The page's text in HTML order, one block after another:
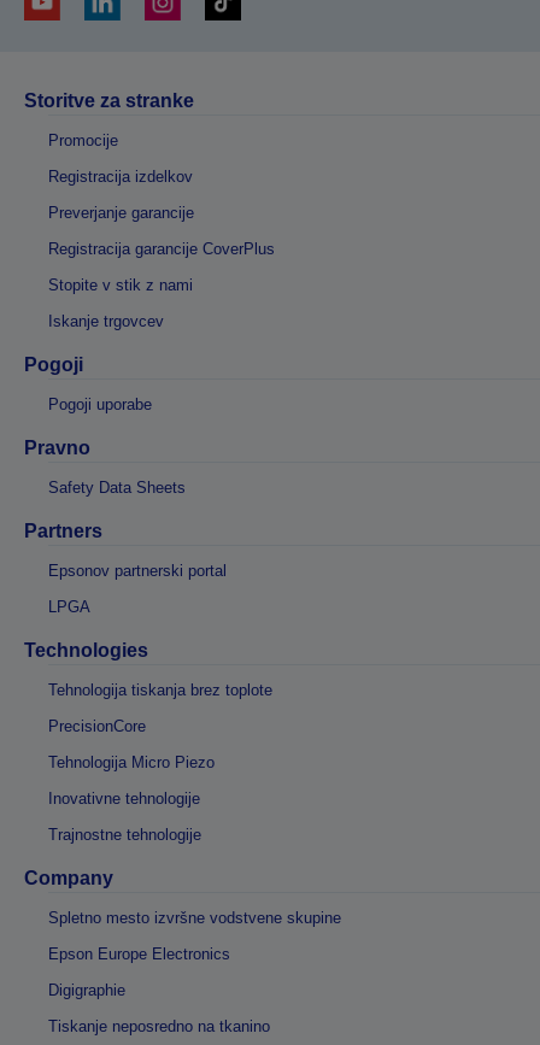
Storitve za stranke
Promocije
Registracija izdelkov
Preverjanje garancije
Registracija garancije CoverPlus
Stopite v stik z nami
Iskanje trgovcev
Pogoji
Pogoji uporabe
Pravno
Safety Data Sheets
Partners
Epsonov partnerski portal
LPGA
Technologies
Tehnologija tiskanja brez toplote
PrecisionCore
Tehnologija Micro Piezo
Inovativne tehnologije
Trajnostne tehnologije
Company
Spletno mesto izvršne vodstvene skupine
Epson Europe Electronics
Digigraphie
Tiskanje neposredno na tkanino